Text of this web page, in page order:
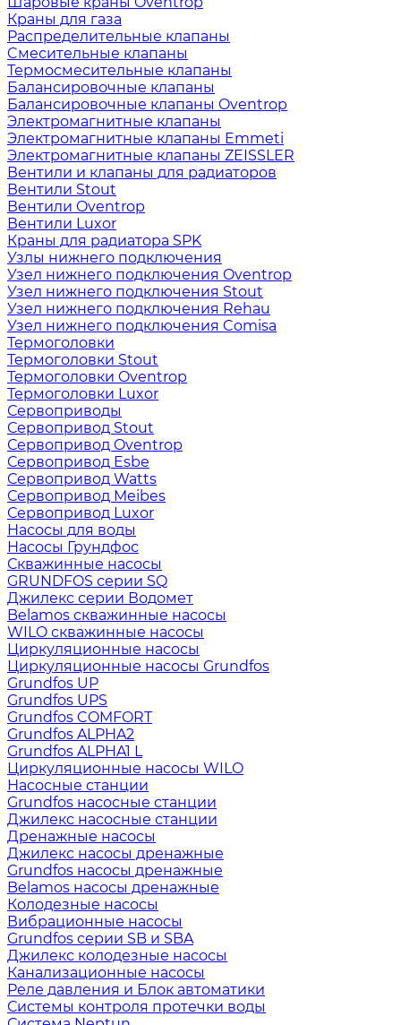
Краны для газа
Распределительные клапаны
Cмесительные клапаны
Термосмесительные клапаны
Балансировочные клапаны
Балансировочные клапаны Oventrop
Электромагнитные клапаны
Электромагнитные клапаны Emmeti
Электромагнитные клапаны ZEISSLER
Вентили и клапаны для радиаторов
Вентили Stout
Вентили Oventrop
Вентили Luxor
Краны для радиатора SPK
Узлы нижнего подключения
Узел нижнего подключения Oventrop
Узел нижнего подключения Stout
Узел нижнего подключения Rehau
Узел нижнего подключения Comisa
Термоголовки
Термоголовки Stout
Термоголовки Oventrop
Термоголовки Luxor
Сервоприводы
Сервопривод Stout
Сервопривод Oventrop
Сервопривод Esbe
Сервопривод Watts
Сервопривод Meibes
Сервопривод Luxor
Насосы для воды
Насосы Грундфос
Скважинные насосы
GRUNDFOS серии SQ
Джилекс серии Водомет
Belamos скважинные насосы
WILO скважинные насосы
Циркуляционные насосы
Циркуляционные насосы Grundfos
Grundfos UP
Grundfos UPS
Grundfos COMFORT
Grundfos ALPHA2
Grundfos ALPHA1 L
Циркуляционные насосы WILO
Насосные станции
Grundfos насосные станции
Джилекс насосные станции
Дренажные насосы
Джилекс насосы дренажные
Grundfos насосы дренажные
Belamos насосы дренажные
Колодезные насосы
Вибрационные насосы
Grundfos серии SB и SBA
Джилекс колодезные насосы
Канализационные насосы
Реле давления и Блок автоматики
Системы контроля протечки воды